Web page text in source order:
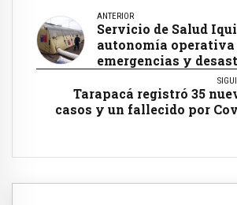
ANTERIOR
Servicio de Salud
autonomía operativa
emergencias y
Tarapacá registró 35
casos y un fallecido por